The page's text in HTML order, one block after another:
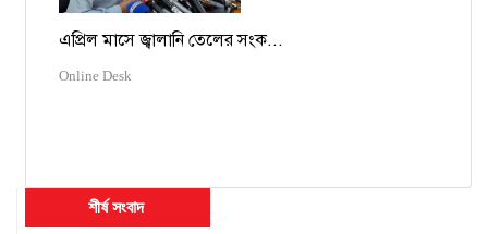
এপ্রিল মাসে জ্বালানি তেলের সংক...
Online Desk
শীর্ষ সংবাদ